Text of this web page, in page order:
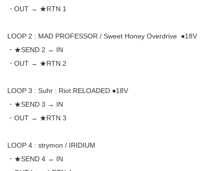
・OUT → ★RTN 1
LOOP 2 : MAD PROFESSOR / Sweet Honey Overdrive ●18V
・★SEND 2 → IN
・OUT → ★RTN 2
LOOP 3 : Suhr : Riot RELOADED ●18V
・★SEND 3 → IN
・OUT → ★RTN 3
LOOP 4 : strymon / IRIDIUM
・★SEND 4 → IN